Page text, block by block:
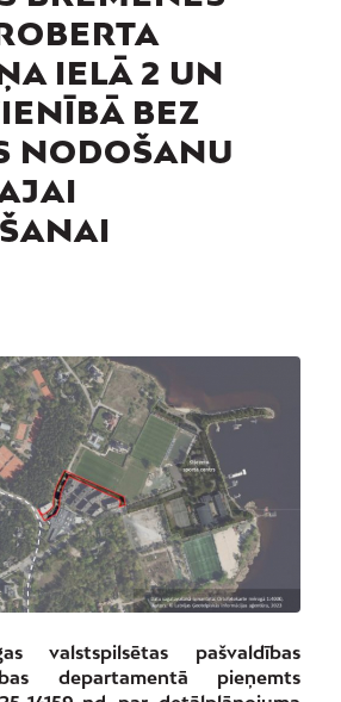
IELĀ 2 UN
BEZ
NODOŠANU
valstspilsētas pašvaldības
departamentā pieņemts